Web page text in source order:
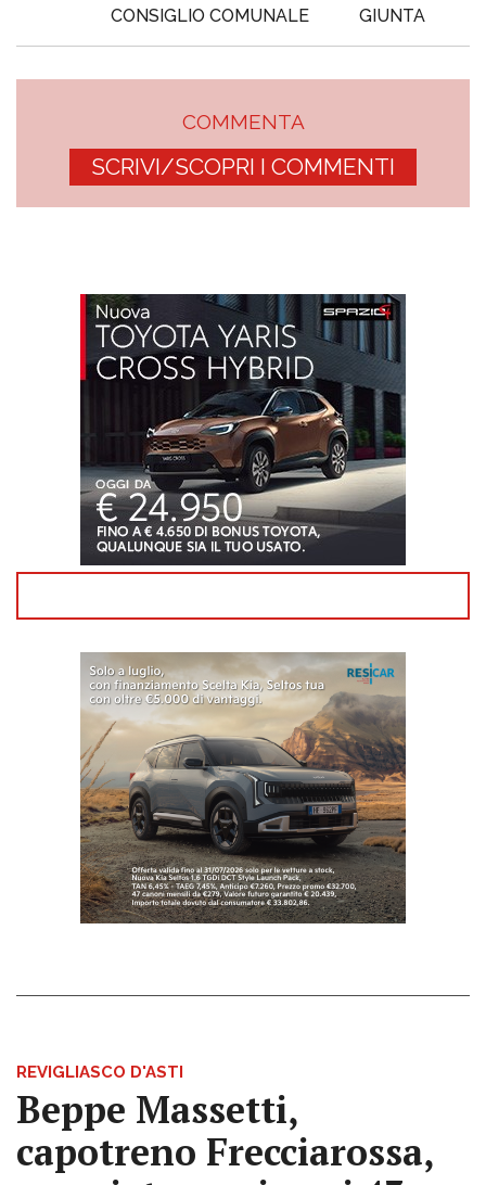
CONSIGLIO COMUNALE
GIUNTA
COMMENTA
SCRIVI/SCOPRI I COMMENTI
REVIGLIASCO D'ASTI
Beppe Massetti,
capotreno Frecciarossa,